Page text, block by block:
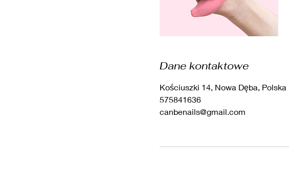
Dane kontaktowe
Kościuszki 14, Nowa Dęba, Polska
575841636
canbenails@gmail.com